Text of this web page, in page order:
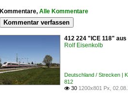
Kommentare, Alle Kommentare
Kommentar verfassen
412 224 "ICE 118"
Rolf Eisenkolb
Deutschland / Strecken |
812
 30 1200x801 Px,